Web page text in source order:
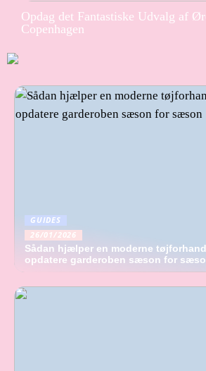
Opdag det Fantastiske Udvalg af
Copenhagen
GUIDES
26/01/2026
Sådan hjælper en moderne
opdatere garderoben sæson for